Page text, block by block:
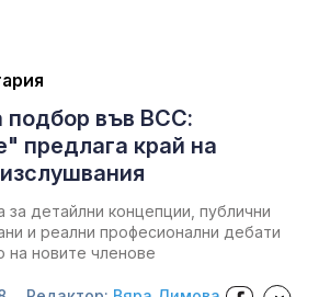
подбор във ВСС:
предлага край на
за детайлни концепции, публични
и реални професионални дебати
на новите членове